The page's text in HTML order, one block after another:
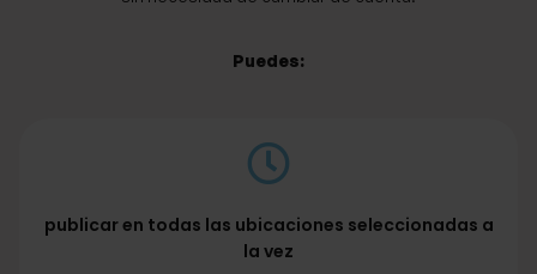
Puedes:
publicar en todas las ubicaciones seleccionadas a
la vez